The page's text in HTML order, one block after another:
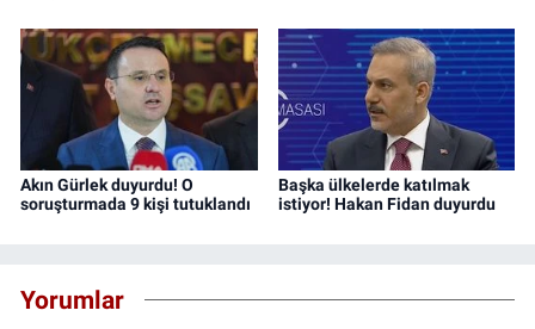
Akın Gürlek duyurdu! O
soruşturmada 9 kişi tutuklandı
Başka ülkelerde katılmak
istiyor! Hakan Fidan duyurdu
Yorumlar